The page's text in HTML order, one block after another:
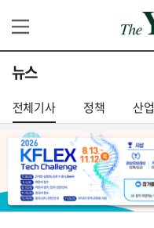
뉴스
전체기사 정책 산업